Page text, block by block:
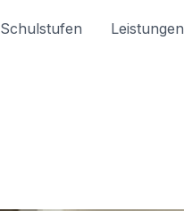
Schulstufen Leistungen